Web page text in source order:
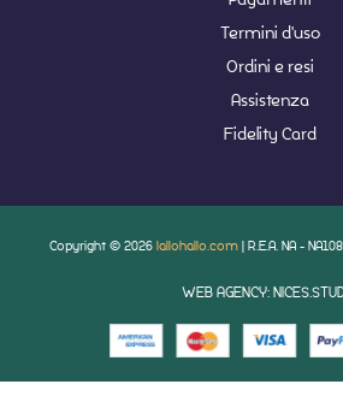
Termini d'uso
Ordini e resi
Assistenza
Fidelity Card
Copyright © 2026 lallohallo.com | R.E.A. NA -
WEB AGENCY: